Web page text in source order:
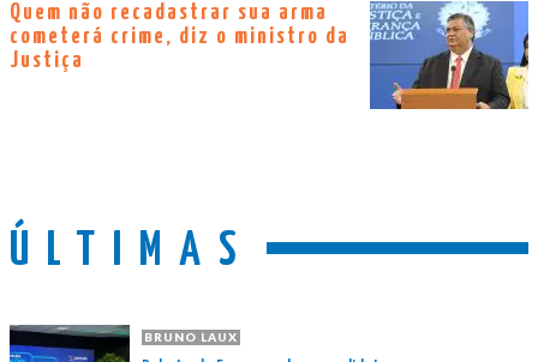
Quem não recadastrar sua arma
cometerá crime, diz o ministro da
Justiça
ÚLTIMAS
BRUNO LAUX